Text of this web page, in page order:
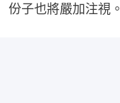
份子也將嚴加注視。